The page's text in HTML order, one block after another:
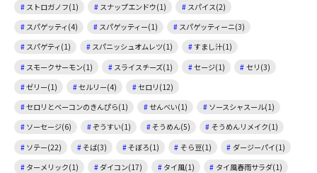
ストロガノフ(1)
スナップエンドウ(1)
スパイス(2)
スパゲッティ(4)
スパゲッティー(1)
スパゲッティーニ(3)
スパゲティ(1)
スパニッシュオムレツ(1)
すまし汁(1)
スモークサーモン(1)
スライスチーズ(1) セージ(1)
セリ(3)
ゼリー(1)
セルリー(4)
セロリ(12)
セロリとベーコンのきんぴら(1)
せんべい(1)
ソースシャスール(1)
ソーセージ(6)
ぞうすい(1) そうめん(5)
そうめんリメイク(1)
ソテー(22)
そば(3) そぼろ(1) そら豆(1)
ダージーパイ(1)
ターメリック(1)
ダイコン(17) タイ風(1)
タイ風春雨サラダ(1)